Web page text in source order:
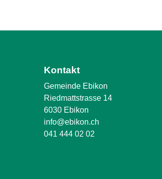
Kontakt
Gemeinde Ebikon
Riedmattstrasse 14
6030 Ebikon
info@ebikon.ch
041 444 02 02